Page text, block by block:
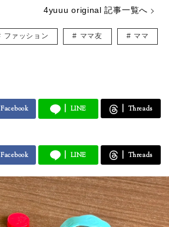
4yuuu original 記事一覧へ
ファッション ママ友 ママ
Facebook LINE Threads
Facebook LINE Threads